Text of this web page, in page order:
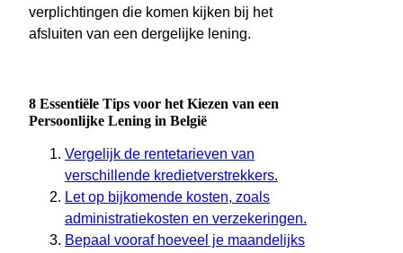
verplichtingen die komen kijken bij het
afsluiten van een dergelijke lening.
8 Essentiële Tips voor het Kiezen van een
Persoonlijke Lening in België
Vergelijk de rentetarieven van
verschillende kredietverstrekkers.
Let op bijkomende kosten, zoals
administratiekosten en verzekeringen.
Bepaal vooraf hoeveel je maandelijks